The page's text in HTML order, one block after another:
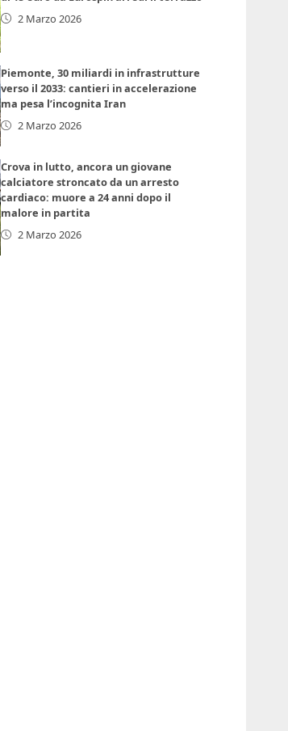
2 Marzo 2026
Piemonte, 30 miliardi in infrastrutture
verso il 2033: cantieri in accelerazione
ma pesa l’incognita Iran
2 Marzo 2026
Crova in lutto, ancora un giovane
calciatore stroncato da un arresto
cardiaco: muore a 24 anni dopo il
malore in partita
2 Marzo 2026